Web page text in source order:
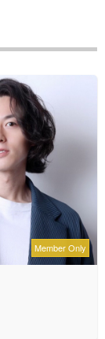
Member Only